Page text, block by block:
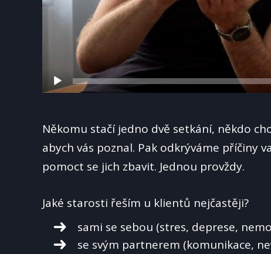
Někomu stačí jedno dvě setkání, někdo
abych vás poznal. Pak odkrýváme příčiny
pomoct se jich zbavit. Jednou provždy.
Jaké starosti řeším u klientů nejčastěji?
sami se sebou (stres, deprese,
se svým partnerem (komunikace,